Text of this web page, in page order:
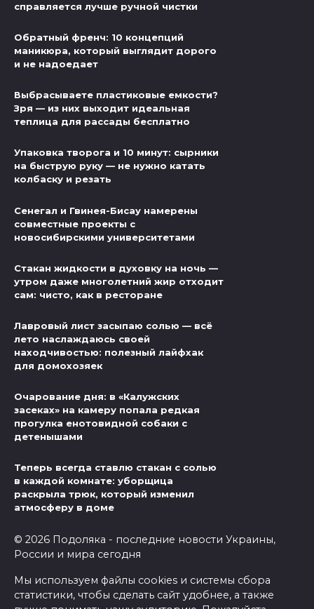
справляется лучше ручной чистки
Обратный френч: 10 концепций
маникюра, который выглядит дорого
и не надоедает
Выбрасываете пластиковые емкости?
Зря — из них выходит идеальная
теплица для рассады бесплатно
Упаковка творога и 10 минут: сырники
на быструю руку — не нужно катать
колбаску и резать
Сенегал и Гвинея-Бисау намерены
совместные проекты с
новосибирскими университетами
Стакан жидкости в духовку на ночь —
утром даже многолетний жир отходит
сам: чисто, как в ресторане
Лавровый лист засыпаю солью — всё
лето наслаждаюсь своей
находчивостью: полезный лайфхак
для домохозяек
Очарование дня: в «Калужских
засеках» на камеру попала редкая
прогулка енотовидной собаки с
детенышами
Теперь всегда ставлю стакан с солью
в каждой комнате: уборщица
раскрыла трюк, который изменил
атмосферу в доме
© 2026 Подоляка - последние новости Украины,
России и мира сегодня
Мы используем файлы cookies и системы сбора
статистики, чтобы сделать сайт удобнее, а также